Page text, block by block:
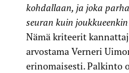
kohdallaan, ja joka
seuran kuin joukkueenkin
Nämä kriteerit
arvostama Verneri
erinomaisesti. Palkinto